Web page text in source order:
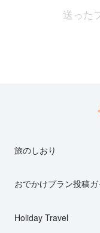
送った
旅のしおり
おでかけプラン投稿
Holiday Travel